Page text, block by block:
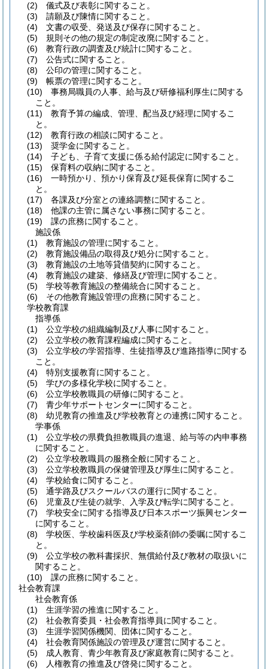
(2) 儀式及び表彰に関すること。
(3) 請願及び陳情に関すること。
(4) 文書の収受、発送及び保存に関すること。
(5) 規則その他の規定の制定改廃に関すること。
(6) 教育行政の調査及び統計に関すること。
(7) 公告式に関すること。
(8) 公印の管理に関すること。
(9) 帳票の管理に関すること。
(10) 事務局職員の人事、給与及び研修福利厚生に関する
こと。
(11) 教育予算の編成、管理、配当及び経理に関するこ
と。
(12) 教育行政の相談に関すること。
(13) 奨学金に関すること。
(14) 子ども、子育て支援に係る給付認定に関すること。
(15) 保育料の収納に関すること。
(16) 一時預かり、預かり保育及び延長保育に関するこ
と。
(17) 各課及び分室との連絡調整に関すること。
(18) 他課の主管に属さない事務に関すること。
(19) 課の庶務に関すること。
施設係
(1) 教育施設の管理に関すること。
(2) 教育施設備品の取得及び処分に関すること。
(3) 教育施設の土地等貸借契約に関すること。
(4) 教育施設の建築、修繕及び管理に関すること。
(5) 学校等教育施設の整備統合に関すること。
(6) その他教育施設管理の庶務に関すること。
学校教育課
指導係
(1) 公立学校の組織編制及び人事に関すること。
(2) 公立学校の教育課程編成に関すること。
(3) 公立学校の学習指導、生徒指導及び進路指導に関する
こと。
(4) 特別支援教育に関すること。
(5) 学びの多様化学校に関すること。
(6) 公立学校教職員の研修に関すること。
(7) 青少年サポートセンターに関すること。
(8) 幼児教育の推進及び学校教育との連携に関すること。
学事係
(1) 公立学校の県費負担教職員の進退、給与等の内申事務
に関すること。
(2) 公立学校教職員の服務全般に関すること。
(3) 公立学校教職員の保健管理及び厚生に関すること。
(4) 学校給食に関すること。
(5) 通学路及びスクールバスの運行に関すること。
(6) 児童及び生徒の就学、入学及び転学に関すること。
(7) 学校安全に関する指導及び日本スポーツ振興センター
に関すること。
(8) 学校医、学校歯科医及び学校薬剤師の委嘱に関するこ
と。
(9) 公立学校の教科書採択、無償給付及び教材の取扱いに
関すること。
(10) 課の庶務に関すること。
社会教育課
社会教育係
(1) 生涯学習の推進に関すること。
(2) 社会教育委員・社会教育指導員に関すること。
(3) 生涯学習関係機関、団体に関すること。
(4) 社会教育関係施設の管理及び運営に関すること。
(5) 成人教育、青少年教育及び家庭教育に関すること。
(6) 人権教育の推進及び啓発に関すること。